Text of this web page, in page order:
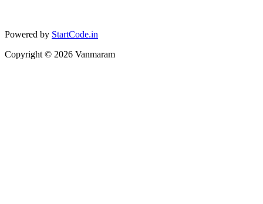
Powered by StartCode.in
Copyright © 2026 Vanmaram